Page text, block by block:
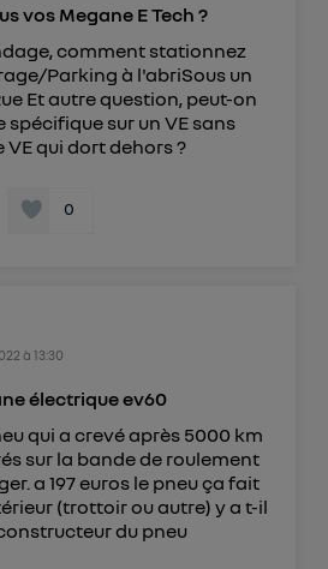
vos Megane E Tech ?
comment stationnez
Parking à l'abriSous un
Et autre question, peut-on
sur un VE sans
qui dort dehors ?
0
à 13:30
électrique ev60
qui a crevé après 5000 km
sur la bande de roulement
a 197 euros le pneu ça fait
(trottoir ou autre) y a t-il
du pneu